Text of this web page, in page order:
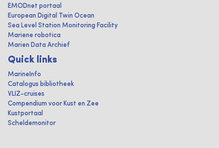
EMODnet portaal
European Digital Twin Ocean
Sea Level Station Monitoring Facility
Mariene robotica
Marien Data Archief
Quick links
MarineInfo
Catalogus bibliotheek
VLIZ-cruises
Compendium voor Kust en Zee
Kustportaal
Scheldemonitor